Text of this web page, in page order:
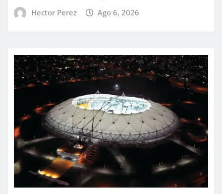
Hector Perez Ago 6, 2026